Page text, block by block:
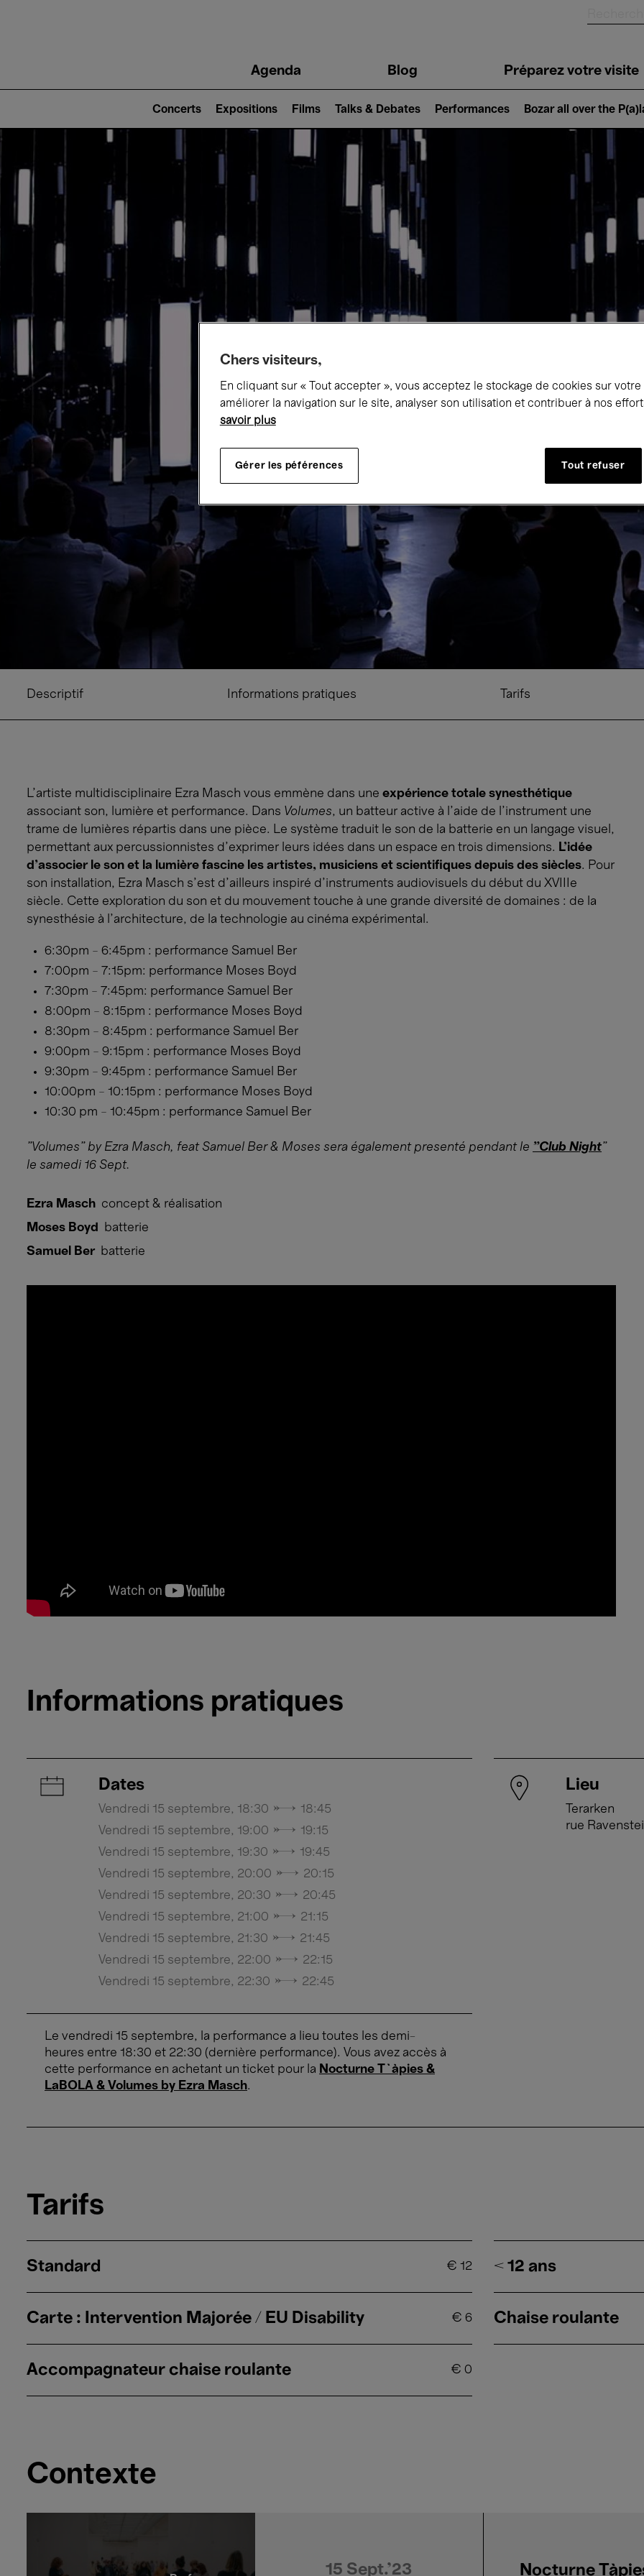
navigationAgenda Blog Préparez votre visite
2)
Concerts Expositions Films Talks & Debates Performances Bozar all over the
Descriptif Informations pratiques Tarifs
L’artiste multidisciplinaire Ezra Masch vous emmène dans une expérience totale synesthétique
associant son, lumière et performance. Dans Volumes, un batteur active à l’aide de l’instrument une
trame de lumières répartis dans une pièce. Le système traduit le son de la batterie en un langage visuel,
permettant aux percussionnistes d’exprimer leurs idées dans un espace en trois dimensions. L’idée
d’associer le son et la lumière fascine les artistes, musiciens et scientifiques depuis des siècles. Pour
son installation, Ezra Masch s’est d’ailleurs inspiré d’instruments audiovisuels du début du XVIIIe
siècle. Cette exploration du son et du mouvement touche à une grande diversité de domaines : de la
synesthésie à l’architecture, de la technologie au cinéma expérimental.
6:30pm – 6:45pm : performance Samuel Ber
7:00pm – 7:15pm: performance Moses Boyd
7:30pm – 7:45pm: performance Samuel Ber
8:00pm – 8:15pm : performance Moses Boyd
8:30pm – 8:45pm : performance Samuel Ber
9:00pm – 9:15pm : performance Moses Boyd
9:30pm – 9:45pm : performance Samuel Ber
10:00pm – 10:15pm : performance Moses Boyd
10:30 pm – 10:45pm : performance Samuel Ber
"Volumes" by Ezra Masch, feat Samuel Ber & Moses sera également presenté pendant le "Club Night"
le samedi 16 Sept.
Ezra Masch concept & réalisation
Moses Boyd batterie
Samuel Ber batterie
Informations pratiques
Dates
Vendredi 15 septembre, 18:30 → 18:45
Vendredi 15 septembre, 19:00 → 19:15
Vendredi 15 septembre, 19:30 → 19:45
Vendredi 15 septembre, 20:00 → 20:15
Vendredi 15 septembre, 20:30 → 20:45
Vendredi 15 septembre, 21:00 → 21:15
Vendredi 15 septembre, 21:30 → 21:45
Vendredi 15 septembre, 22:00 → 22:15
Vendredi 15 septembre, 22:30 → 22:45
Lieu
Terarken
rue
Le vendredi 15 septembre, la performance a lieu toutes les demi-
heures entre 18:30 et 22:30 (dernière performance). Vous avez accès à
cette performance en achetant un ticket pour la Nocturne T`àpies &
LaBOLA & Volumes by Ezra Masch.
Tarifs
Standard € 12 < 12 ans
Carte : Intervention Majorée / EU Disability € 6 Chaise roulante
Accompagnateur chaise roulante € 0
Contexte
15 Sept.'23 Nocturne
Chers visiteurs,
En cliquant sur « Tout accepter », vous acceptez le stockage de cookies sur
améliorer la navigation sur le site, analyser son utilisation et contribuer à nos
savoir plus
Gérer les péférences Tout refuser